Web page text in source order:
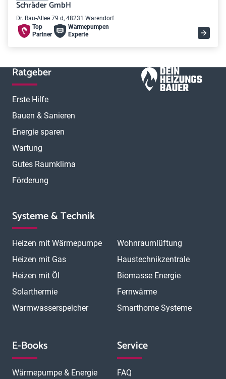
Schräder GmbH
Dr. Rau-Allee 79 d, 48231 Warendorf
Top
Partner
Wärme­pumpen
Experte
Ratgeber
Erste Hilfe
Bauen & Sanieren
Energie sparen
Wartung
Gutes Raumklima
Förderung
Systeme & Technik
Heizen mit Wärmepumpe
Heizen mit Gas
Heizen mit Öl
Solarthermie
Warmwasserspeicher
Wohnraumlüftung
Haustechnikzentrale
Biomasse Energie
Fernwärme
Smarthome Systeme
E-Books
Wärmepumpe & Energie
Service
FAQ